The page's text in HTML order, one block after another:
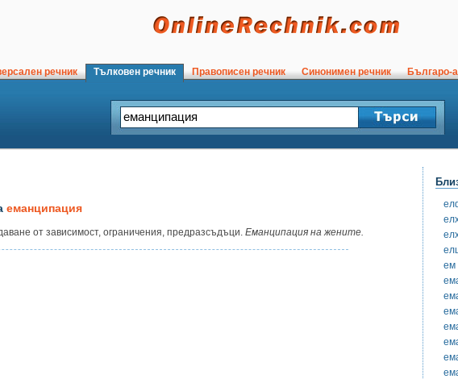
речник Тълковен речник Правописен речник Синонимен речник Българо-
еманципация
от зависимост, ограничения, предразсъдъци. Еманципация на жените.
ем